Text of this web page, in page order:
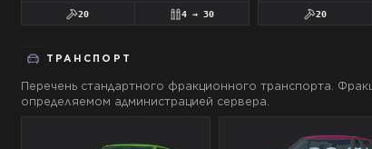
20 4 →30 20
ТРАНСПОРТ
Перечень стандартного фракционного транспорта.
определяемом администрацией сервера.